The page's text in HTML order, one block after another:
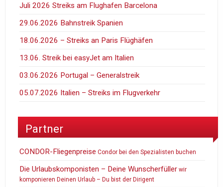
Juli 2026 Streiks am Flughafen Barcelona
29.06.2026 Bahnstreik Spanien
18.06.2026 – Streiks an Paris Flüghäfen
13.06. Streik bei easyJet am Italien
03.06.2026 Portugal – Generalstreik
05.07.2026 Italien – Streiks im Flugverkehr
Partner
CONDOR-Fliegenpreise Condor bei den Spezialisten buchen
Die Urlaubskomponisten – Deine Wunscherfüller wir
komponieren Deinen Urlaub – Du bist der Dirigent